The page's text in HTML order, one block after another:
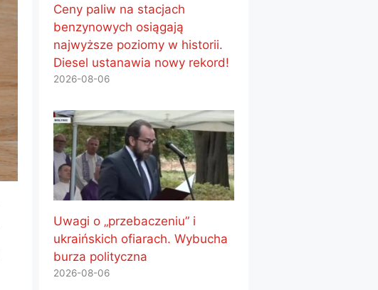
Ceny paliw na stacjach
benzynowych osiągają
najwyższe poziomy w historii.
Diesel ustanawia nowy rekord!
2026-08-06
Uwagi o „przebaczeniu” i
ukraińskich ofiarach. Wybucha
burza polityczna
2026-08-06